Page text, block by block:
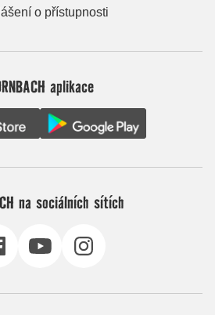
o přístupnosti
aplikace
na sociálních sítích